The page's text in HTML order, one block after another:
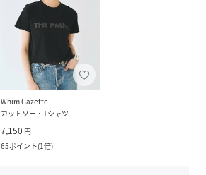
Whim Gazette
カットソー・Tシャツ
7,150 円
65ポイント(1倍)